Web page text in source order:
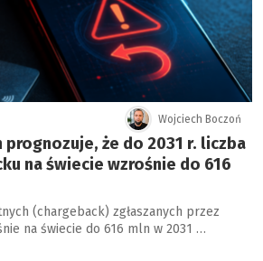
Wojciech Boczoń
prognozuje, że do 2031 r. liczba
na świecie wzrośnie do 616
(chargeback) zgłaszanych przez
na świecie do 616 mln w 2031 …